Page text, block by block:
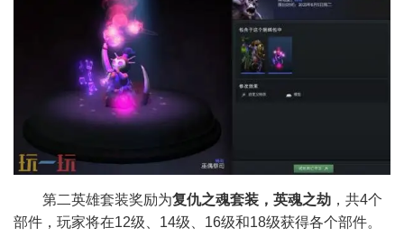
第二英雄套装奖励为复仇之魂套装，英魂之劫 ，共4个
部件，玩家将在12级、14级、16级和18级获得各个部件。